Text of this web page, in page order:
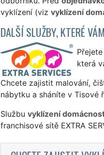
vyklízení (viz vyklízení
DALŠÍ SLUŽBY, KTERÉ
která
Chcete zajistit malování,
nábytku a sháníte v Tisové
Službu vyklízení
franchisové sítě EXTRA